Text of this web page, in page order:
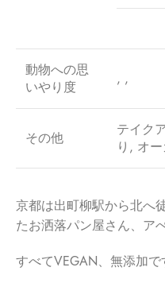
動物への思
いやり度
, ,
その他
テイク
り, オ
京都は出町柳駅から北へ
たお洒落パン屋さん、ア
すべてVEGAN、無添加で